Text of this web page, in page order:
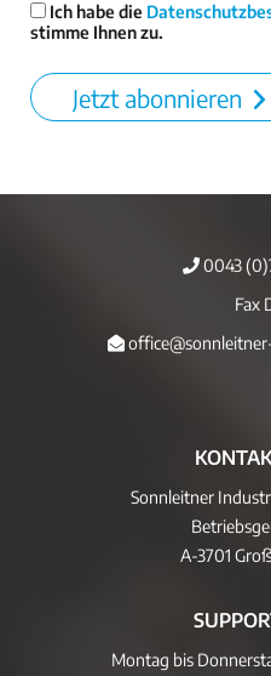
Ich habe die
stimme Ihnen zu.
Jetzt abonnieren
0043
Fax
Sonnleitner
A-3701
Montag bis